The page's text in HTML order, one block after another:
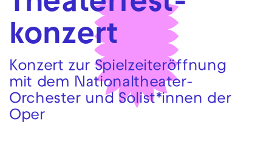
konzert
Konzert zur Spielzeiteröffnung
mit dem Nationaltheater-
Orchester und Solist*innen der
Oper